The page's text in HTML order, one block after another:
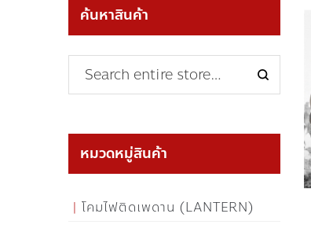
ค้นหาสินค้า
หมวดหมู่สินค้า
โคมไฟติดเพดาน (LANTERN)